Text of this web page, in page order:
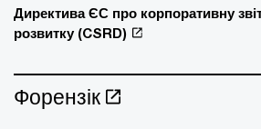
Директива ЄС про корпоративну
розвитку (CSRD)
Форензік